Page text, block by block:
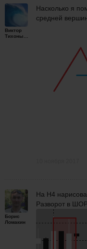
Виктор
Насколько я
средней
Борис
Ломакин
На Н4
Разворот в